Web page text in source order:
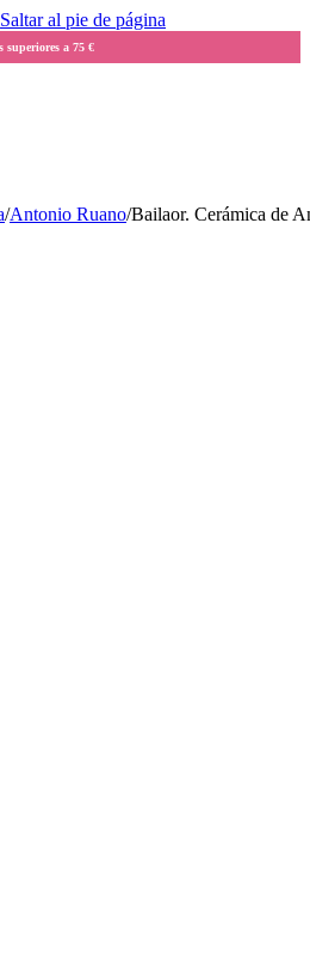
Saltar al pie de página
superiores a 75 €
/Antonio Ruano/Bailaor. Cerámica de